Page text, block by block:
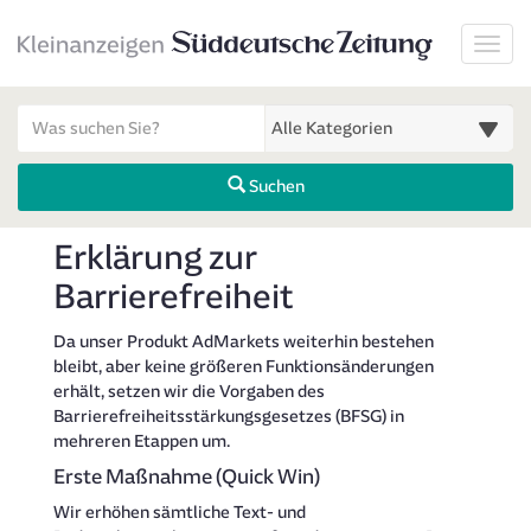
Suchen
Informationsseite
Erklärung zur
Barrierefreiheit
Da unser Produkt AdMarkets weiterhin bestehen
bleibt, aber keine größeren Funktionsänderungen
erhält, setzen wir die Vorgaben des
Barrierefreiheitsstärkungsgesetzes (BFSG) in
mehreren Etappen um.
Erste Maßnahme (Quick Win)
Wir erhöhen sämtliche Text- und